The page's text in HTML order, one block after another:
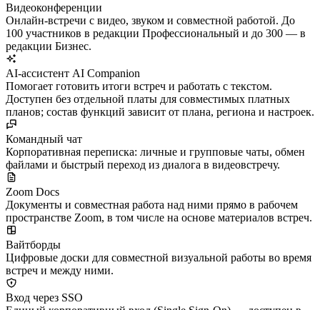
Видеоконференции
Онлайн-встречи с видео, звуком и совместной работой. До
100 участников в редакции Профессиональный и до 300 — в
редакции Бизнес.
AI-ассистент AI Companion
Помогает готовить итоги встреч и работать с текстом.
Доступен без отдельной платы для совместимых платных
планов; состав функций зависит от плана, региона и настроек.
Командный чат
Корпоративная переписка: личные и групповые чаты, обмен
файлами и быстрый переход из диалога в видеовстречу.
Zoom Docs
Документы и совместная работа над ними прямо в рабочем
пространстве Zoom, в том числе на основе материалов встреч.
Вайтборды
Цифровые доски для совместной визуальной работы во время
встреч и между ними.
Вход через SSO